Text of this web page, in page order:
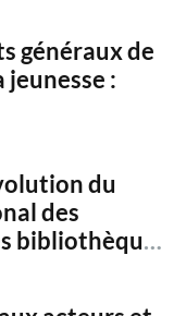
généraux de
:
du
des
bibliothèques